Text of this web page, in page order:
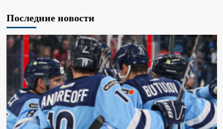
Последние новости